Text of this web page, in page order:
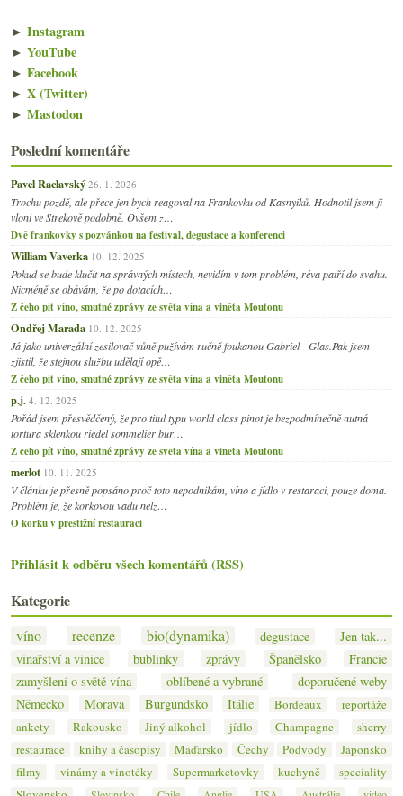
► Instagram
► YouTube
► Facebook
► X (Twitter)
► Mastodon
Poslední komentáře
Pavel Raclavský 26. 1. 2026
Trochu pozdě, ale přece jen bych reagoval na Frankovku od Kasnyiků. Hodnotil jsem ji
vloni ve Strekově podobně. Ovšem z…
Dvě frankovky s pozvánkou na festival, degustace a konferenci
William Vaverka 10. 12. 2025
Pokud se bude klučit na správných místech, nevidím v tom problém, réva patří do svahu.
Nicméně se obávám, že po dotacích…
Z čeho pít víno, smutné zprávy ze světa vína a viněta Moutonu
Ondřej Marada 10. 12. 2025
Já jako univerzální zesilovač vůně pužívám ručně foukanou Gabriel - Glas.Pak jsem
zjistil, že stejnou službu udělají opě…
Z čeho pít víno, smutné zprávy ze světa vína a viněta Moutonu
p.j. 4. 12. 2025
Pořád jsem přesvědčený, že pro titul typu world class pinot je bezpodmínečně nutná
tortura sklenkou riedel sommelier bur…
Z čeho pít víno, smutné zprávy ze světa vína a viněta Moutonu
merlot 10. 11. 2025
V článku je přesně popsáno proč toto nepodnikám, víno a jídlo v restaraci, pouze doma.
Problém je, že korkovou vadu nelz…
O korku v prestižní restauraci
Přihlásit k odběru všech komentářů (RSS)
Kategorie
víno recenze bio(dynamika) degustace
Jen tak...
vinařství a vinice
bublinky zprávy Španělsko
Francie
zamyšlení o světě vína
oblíbené a vybrané
doporučené weby
Německo
Morava Burgundsko Itálie Bordeaux
reportáže
ankety
Rakousko Jiný alkohol jídlo Champagne
sherry
restaurace
knihy a časopisy Maďarsko Čechy Podvody
Japonsko
filmy
vinárny a vinotéky Supermarketovky kuchyně
speciality